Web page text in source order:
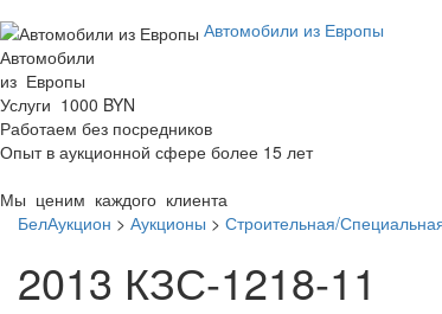
Автомобили из Европы
Автомобили
из Европы
Услуги 1000 BYN
Работаем без посредников
Опыт в аукционной сфере более 15 лет
Мы ценим каждого клиента
БелАукцион > Аукционы > Строительная/
2013 КЗС-1218-11